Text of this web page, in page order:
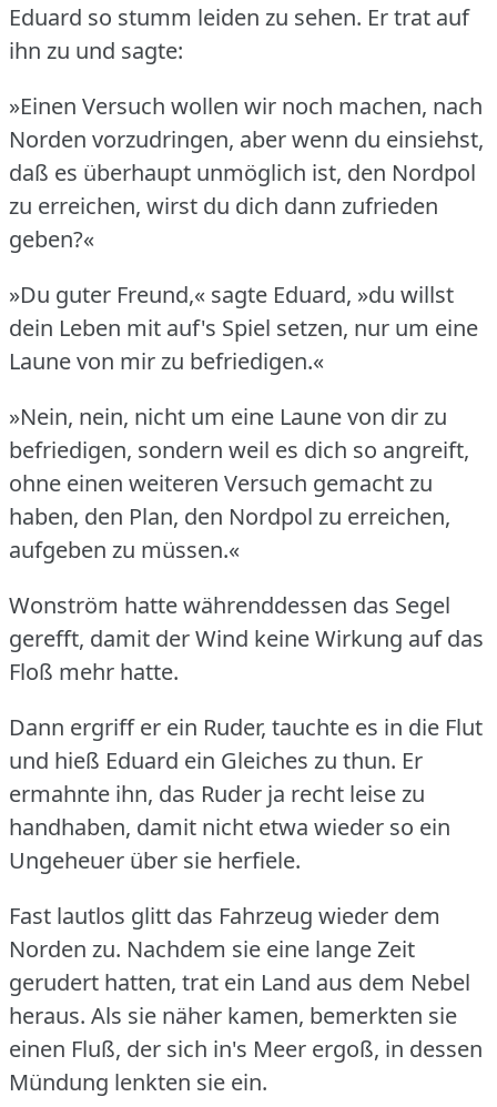
Eduard so stumm leiden zu sehen. Er trat auf
ihn zu und sagte:
»Einen Versuch wollen wir noch machen, nach
Norden vorzudringen, aber wenn du einsiehst,
daß es überhaupt unmöglich ist, den Nordpol
zu erreichen, wirst du dich dann zufrieden
geben?«
»Du guter Freund,« sagte Eduard, »du willst
dein Leben mit auf's Spiel setzen, nur um eine
Laune von mir zu befriedigen.«
»Nein, nein, nicht um eine Laune von dir zu
befriedigen, sondern weil es dich so angreift,
ohne einen weiteren Versuch gemacht zu
haben, den Plan, den Nordpol zu erreichen,
aufgeben zu müssen.«
Wonström hatte währenddessen das Segel
gerefft, damit der Wind keine Wirkung auf das
Floß mehr hatte.
Dann ergriff er ein Ruder, tauchte es in die Flut
und hieß Eduard ein Gleiches zu thun. Er
ermahnte ihn, das Ruder ja recht leise zu
handhaben, damit nicht etwa wieder so ein
Ungeheuer über sie herfiele.
Fast lautlos glitt das Fahrzeug wieder dem
Norden zu. Nachdem sie eine lange Zeit
gerudert hatten, trat ein Land aus dem Nebel
heraus. Als sie näher kamen, bemerkten sie
einen Fluß, der sich in's Meer ergoß, in dessen
Mündung lenkten sie ein.